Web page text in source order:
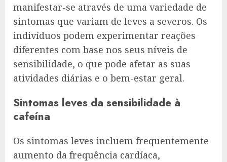
manifestar-se através de uma variedade de
sintomas que variam de leves a severos. Os
indivíduos podem experimentar reações
diferentes com base nos seus níveis de
sensibilidade, o que pode afetar as suas
atividades diárias e o bem-estar geral.
Sintomas leves da sensibilidade à
cafeína
Os sintomas leves incluem frequentemente
aumento da frequência cardíaca,